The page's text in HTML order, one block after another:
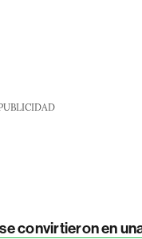
convirtieron en